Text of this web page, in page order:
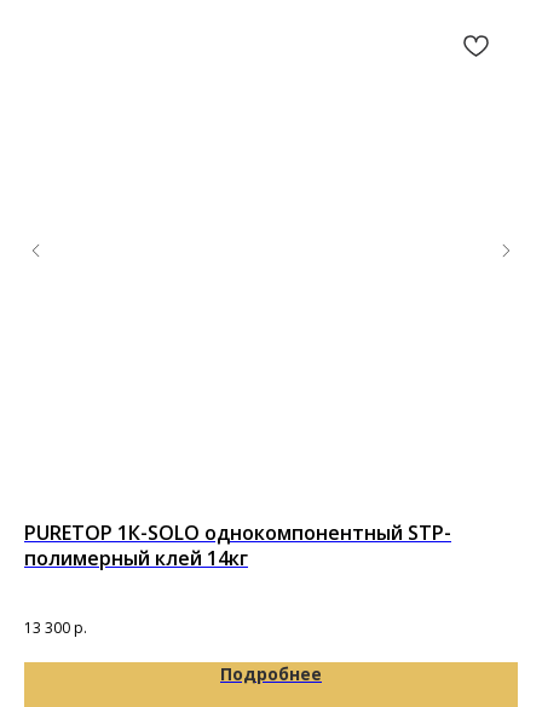
PURETOP 1К-SOLO однокомпонентный STP-
полимерный клей 14кг
13 300р.
Подробнее